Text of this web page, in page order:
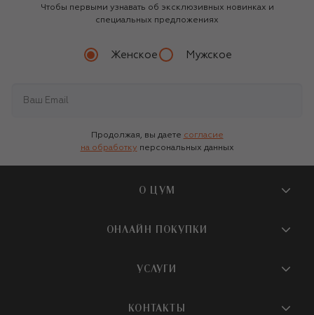
Чтобы первыми узнавать об эксклюзивных новинках и
специальных предложениях
Женское Мужское
Продолжая, вы даете согласие
на обработку персональных данных
О ЦУМ
О магазине
Бутики и ПВЗ ЦУМ
ОНЛАЙН ПОКУПКИ
Доставка
УСЛУГИ
КОНТАКТЫ